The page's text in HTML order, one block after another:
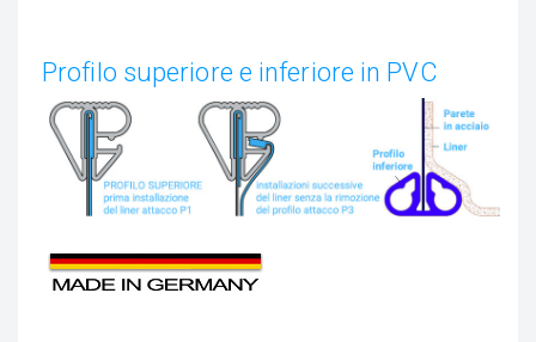
Profilo superiore e inferiore in PVC